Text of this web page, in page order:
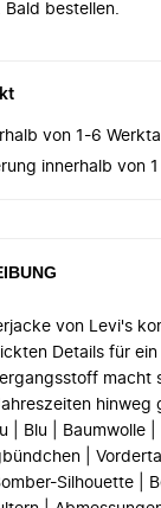
Bald bestellen.
von 1-6
innerhalb von
von Levi's
Details für
macht
hinweg
| Blu | Baumwolle |
|
Silhouette |